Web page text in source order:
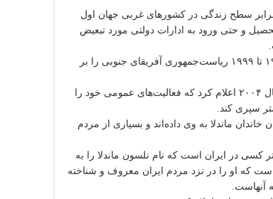
برابر سطح زندگی در کشورهای غربی جهان اول
و حتی ورود به ادارات دولتی مورد تبعیض
ماندلا پس از رهبری جنبش ضدآپارتاید (تبعیض نژادی)، اولین سیاهپوستی بود که از سال ۱۹۹۴ تا ۱۹۹۹ ریاست‌جمهوری آفریقای جنوبی را بر
ماندلا در ۸۳ سالگی به سرطان پروستات مبتلا شد و تحت عمل جراحی قرار گرفت و در سال ۲۰۰۴ اعلام کرد که فعالیت‌های عمومی خود را
سپری کند.
ماندلا به وی داده‌اند و بسیاری از مردم
کسی در ایران است که نام نلسون ماندلا را به
که او را در نزد مردم ایران معروف و شناخته
آنهاست.